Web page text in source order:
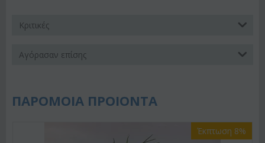
Κριτικές
Αγόρασαν επίσης
ΠΑΡΟΜΟΙΑ ΠΡΟΙΟΝΤΑ
Έκπτωση 8%